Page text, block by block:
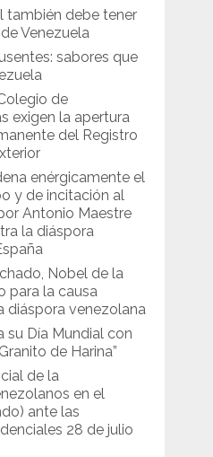
también debe tener
Venezuela
sabores que
de
exigen la apertura
del Registro
enérgicamente el
y de incitación al
Antonio Maestre
la diáspora
Nobel de la
para la causa
diáspora venezolana
su Día Mundial con
de Harina”
de la
en el
ante las
28 de julio